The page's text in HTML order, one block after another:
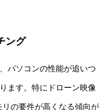
ング
パソコンの性能が追いつ
ます。特にドローン映像
の要件が高くなる傾向が